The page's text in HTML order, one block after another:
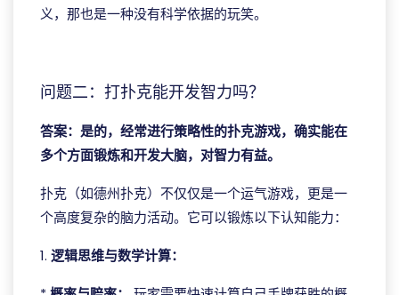
义，那也是一种没有科学依据的玩笑。
问题二：打扑克能开发智力吗？
答案：是的，经常进行策略性的扑克游戏，确实能在
多个方面锻炼和开发大脑，对智力有益。
扑克（如德州扑克）不仅仅是一个运气游戏，更是一
个高度复杂的脑力活动。它可以锻炼以下认知能力：
1. 逻辑思维与数学计算：